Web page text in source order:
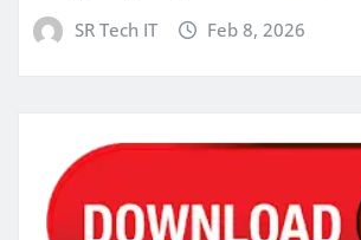
SR Tech IT Feb 8, 2026